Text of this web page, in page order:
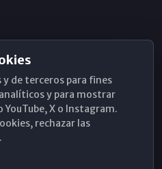
de terceros para fines
y para mostrar
X o Instagram.
rechazar las